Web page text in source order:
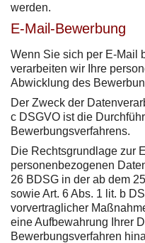
werden.
E-Mail-Bewerbung
Wenn Sie sich per E-Mail
verarbeiten wir Ihre
Abwicklung des
Der Zweck der
c DSGVO ist die
Bewerbungsverfahrens.
Die Rechtsgrundlage zur
personenbezogenen
26 BDSG in der ab dem
sowie Art. 6 Abs. 1 lit. b
vorvertraglicher
eine Aufbewahrung Ihrer
Bewerbungsverfahren